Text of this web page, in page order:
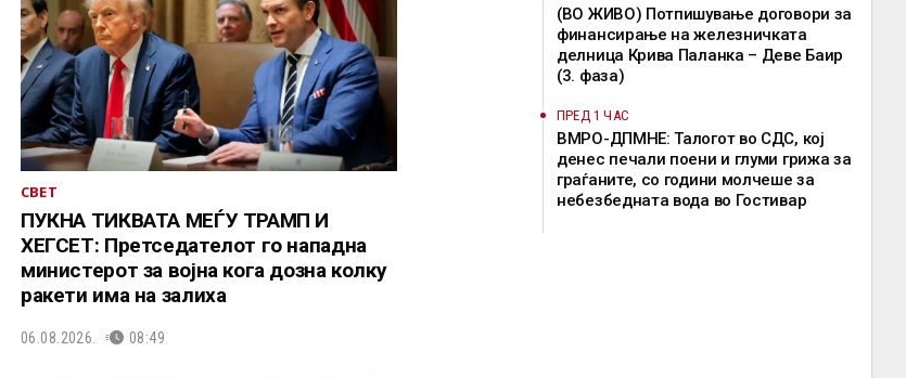
СВЕТ
ПУКНА ТИКВАТА МЕЃУ ТРАМП И
ХЕГСЕТ: Претседателот го нападна
министерот за војна кога дозна колку
ракети има на залиха
06.08.2026. 08:49
(ВО ЖИВО) Потпишување договори за
финансирање на железничката
делница Крива Паланка – Деве Баир
(3. фаза)
ПРЕД 1 ЧАС
ВМРО-ДПМНЕ: Талогот во СДС, кој
денес печали поени и глуми грижа за
граѓаните, со години молчеше за
небезбедната вода во Гостивар